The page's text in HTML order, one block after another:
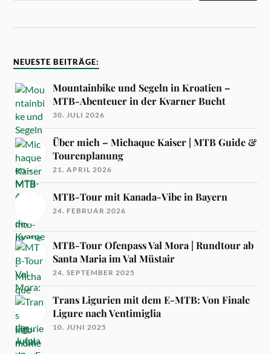
NEUESTE BEITRÄGE:
Mountainbike und Segeln in Kroatien –
MTB-Abenteuer in der Kvarner Bucht
30. JULI 2026
Über mich – Michaque Kaiser | MTB Guide &
Tourenplanung
21. APRIL 2026
MTB-Tour mit Kanada-Vibe in Bayern
24. FEBRUAR 2026
MTB-Tour Ofenpass Val Mora | Rundtour ab
Santa Maria im Val Müstair
24. SEPTEMBER 2025
Trans Ligurien mit dem E-MTB: Von Finale
Ligure nach Ventimiglia
10. JUNI 2025